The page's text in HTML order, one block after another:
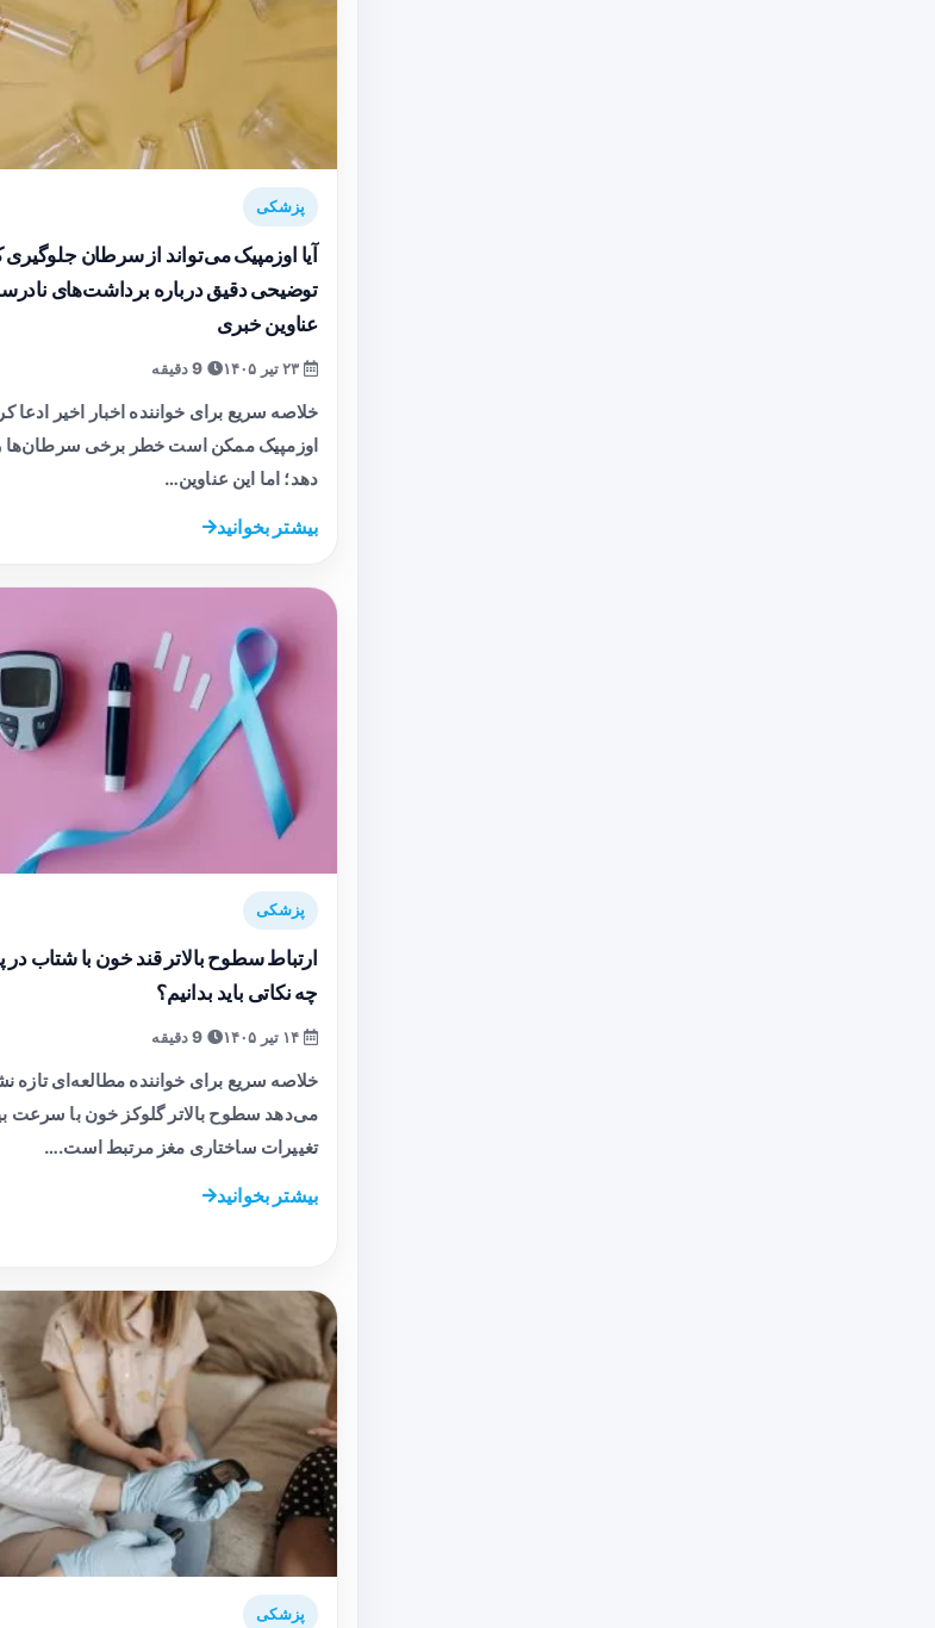
پزشکی
آیا اوزمپیک می‌تواند از سرطان جلوگیری
توضیحی دقیق درباره برداشت‌های
عناوین خبری
خلاصه سریع برای خواننده اخبار اخیر ادعا
اوزمپیک ممکن است خطر برخی سرطان‌ها
دهد؛ اما این عناوین…
بیشتر بخوانید
پزشکی
ارتباط سطوح بالاتر قند خون با شتاب در
چه نکاتی باید بدانیم؟
خلاصه سریع برای خواننده مطالعه‌ای تازه
می‌دهد سطوح بالاتر گلوکز خون با سرعت
تغییرات ساختاری مغز مرتبط است.…
بیشتر بخوانید
پزشکی